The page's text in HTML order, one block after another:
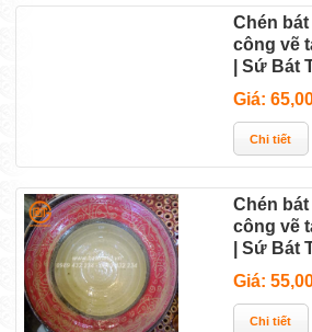
Chén
công vẽ
| Sứ Bát
Giá:
Chén
công vẽ
| Sứ Bát
Giá: